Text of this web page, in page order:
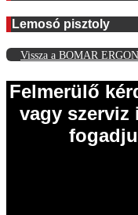
Lemosó pisztoly
Vissza a BOMAR
Felmerülő
vagy szerviz